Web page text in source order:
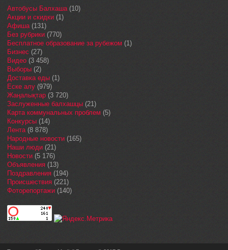
Автобусы Балхаша(10)
Акции и скидки (1)
Афиша(131)
Без рубрики (770)
Бесплатное образование за рубежом (1)
Бизнес (27)
Видео (3 458)
Выборы (2)
Доставка еды (1)
Еске алу (979)
Жаңалықтар (3 720)
Заслуженные балхашцы (21)
Карта коммунальных проблем (5)
Конкурсы (14)
Лента(8 878)
Народные новости (165)
Наши люди (21)
Новости (5 176)
Объявления (13)
Поздравления (194)
Происшествия (221)
Фоторепортажи (140)